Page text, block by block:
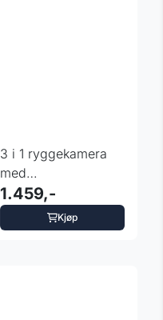
3 i 1 ryggekamera
med
parkeringsensorer
1.459,-
Kjøp